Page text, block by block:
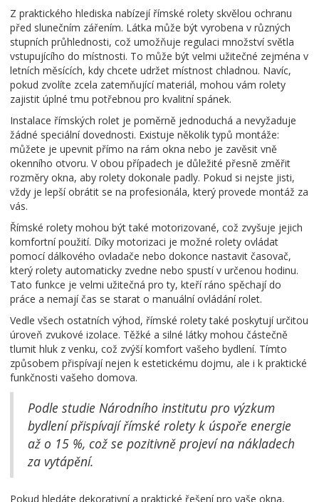
Z praktického hlediska nabízejí římské rolety skvělou ochranu
před slunečním zářením. Látka může být vyrobena v různých
stupních průhlednosti, což umožňuje regulaci množství světla
vstupujícího do místnosti. To může být velmi užitečné zejména v
letních měsících, kdy chcete udržet místnost chladnou. Navíc,
pokud zvolíte zcela zatemňující materiál, mohou vám rolety
zajistit úplné tmu potřebnou pro kvalitní spánek.
Instalace římských rolet je poměrně jednoduchá a nevyžaduje
žádné speciální dovednosti. Existuje několik typů montáže:
můžete je upevnit přímo na rám okna nebo je zavěsit vně
okenního otvoru. V obou případech je důležité přesně změřit
rozměry okna, aby rolety dokonale padly. Pokud si nejste jisti,
vždy je lepší obrátit se na profesionála, který provede montáž za
vás.
Římské rolety mohou být také motorizované, což zvyšuje jejich
komfortní použití. Díky motorizaci je možné rolety ovládat
pomocí dálkového ovladače nebo dokonce nastavit časovač,
který rolety automaticky zvedne nebo spustí v určenou hodinu.
Tato funkce je velmi užitečná pro ty, kteří ráno spěchají do
práce a nemají čas se starat o manuální ovládání rolet.
Vedle všech ostatních výhod, římské rolety také poskytují určitou
úroveň zvukové izolace. Těžké a silné látky mohou částečně
tlumit hluk z venku, což zvýší komfort vašeho bydlení. Tímto
způsobem přispívají nejen k estetickému dojmu, ale i k praktické
funkčnosti vašeho domova.
Podle studie Národního institutu pro výzkum
bydlení přispívají římské rolety k úspoře energie
až o 15 %, což se pozitivně projeví na nákladech
za vytápění.
Pokud hledáte dekorativní a praktické řešení pro vaše okna,